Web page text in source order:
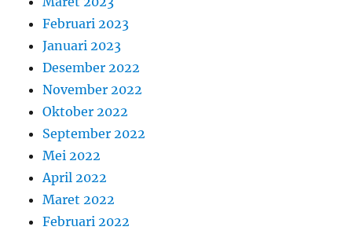
Februari 2023
Januari 2023
Desember 2022
November 2022
Oktober 2022
September 2022
Mei 2022
April 2022
Maret 2022
Februari 2022